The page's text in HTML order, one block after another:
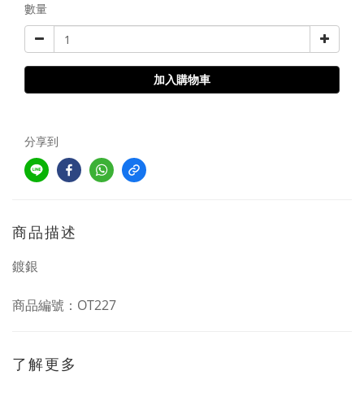
數量
加入購物車
分享到
商品描述
鍍銀
商品編號：OT227
了解更多